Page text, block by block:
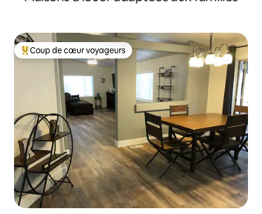
Coup de cœur voyageurs parmi les plus aimés
Coup de cœur voyageurs